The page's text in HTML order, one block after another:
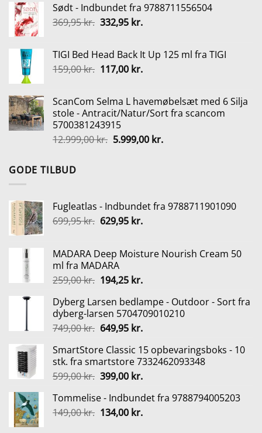
pris
var:
pris
Sødt - Indbundet fra 9788711556504
369,95kr. Den
var:
369,95 kr..
332,95 kr.Den
er:
332,95 kr..
TIGI Bed Head Back It Up 125 ml fra TIGI
159,00kr. Den
var:
159,00 kr..
117,00 kr.Den
er:
117,00 kr..
ScanCom Selma L havemøbelsæt med 6 Silja
stole - Antracit/Natur/Sort fra scancom
5700381243915
12.999,00kr. Den
5.999,00 kr.Den
GODE TILBUD
Fugleatlas - Indbundet fra 9788711901090
699,95kr. Den
var:
699,95 kr..
629,95 kr.Den
er:
MADARA Deep Moisture Nourish Cream 50
ml fra MADARA
259,00kr. Den
pris
var:
259,00 kr..
194,25 kr.Den
pris
er:
194,25 kr..
Dyberg Larsen bedlampe - Outdoor - Sort fra
dyberg-larsen 5704709010210
749,00kr. Den
pris
var:
749,00 kr..
649,95 kr.Den
pris
er:
649,95 kr..
SmartStore Classic 15 opbevaringsboks - 10
stk. fra smartstore 7332462093348
599,00kr. Den
pris
var:
399,00 kr.Den
pris
er:
Tommelise - Indbundet fra 9788794005203
149,00kr. Den
134,00 kr.Den